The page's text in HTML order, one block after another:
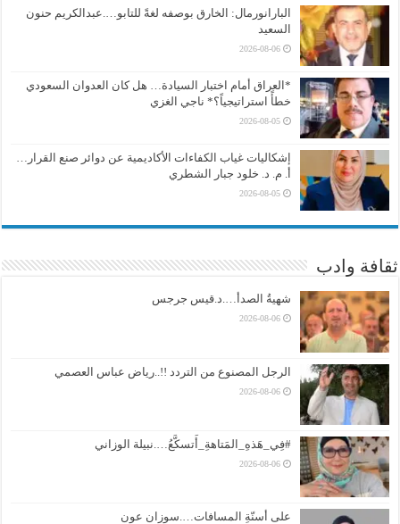
البارانورمال: الخارق بوصفه لغةً للتابو….عبدالكريم حنون
السعيد
2026-08-06
*العراق أمام اختبار السيادة… هل كان العدوان السعودي
خطأً استراتيجياً؟* ناجي الغزي
2026-08-05
إشكاليات غياب الكفاءات الأكاديمية عن دوائر صنع القرار…
أ. م. د. خلود جبار الشطري
2026-08-05
ثقافة وادب
شهيةُ الصدأ….د.قيس جرجس
2026-08-06
الرجل المصنوع من التردد !!..رياض عباس العصمي
2026-08-06
#فِي_هَذهِ_المَتاهةِ_أَتسكَّعُ….نبيلة الوزاني
2026-08-06
على أسنّةِ المسافات….سوزان عون